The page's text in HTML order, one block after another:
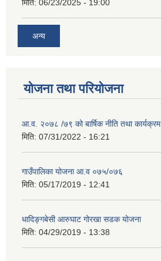
मिति: 06/23/2025 - 19:00
अन्य
योजना तथा परियोजना
आ.व. २०७८ /७९ को बार्षिक नीति तथा कार्यक्रम
मिति: 07/31/2022 - 16:21
गाउँपालिका योजना आ.व ०७५/०७६
मिति: 05/17/2019 - 12:41
धादिङ्गबेसी आरुघाट गोरखा सडक योजना
मिति: 04/29/2019 - 13:38